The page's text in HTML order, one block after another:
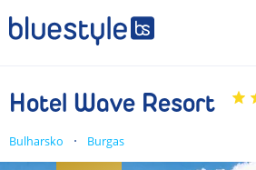
Hotel Wave Resort
Bulharsko Burgas